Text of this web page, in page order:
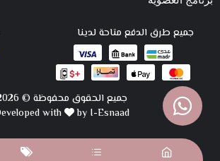
جميع طرق الدفع متاحة لدينا
جميع الحقوق محفوظة © 2026
with
by I-Esnaad